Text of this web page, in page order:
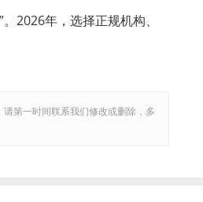
2026年，选择正规机构、
第一时间联系我们修改或删除，多